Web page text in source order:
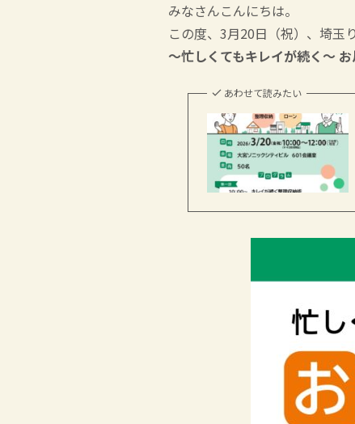
みなさんこんにちは。
この度、3月20日（祝）、埼玉
〜忙しくてもキレイが続く〜
あわせて読みたい